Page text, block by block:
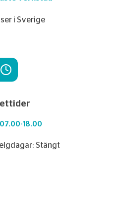
i Sverige
07.00-18.00
Stängt